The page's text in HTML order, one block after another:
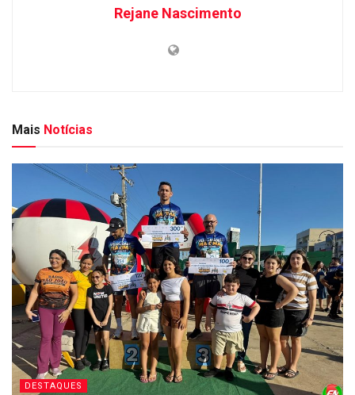
Rejane Nascimento
Mais Notícias
DESTAQUES